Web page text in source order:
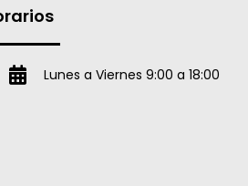
Lunes a Viernes 9:00 a 18:00